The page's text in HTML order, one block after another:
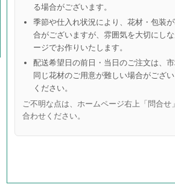
る場合がございます。
季節や仕入れ状況により、花材・包装
合がございますが、雰囲気を大切にし
ージでお作りいたします。
配送希望日の前日・当日のご注文は、
同じ花材のご用意が難しい場合がござ
ください。
ご不明な点は、ホームページ右上「問合せ
合わせください。